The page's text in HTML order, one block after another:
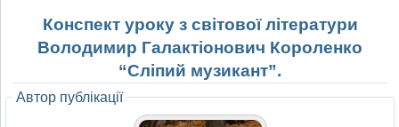
Конспект уроку з світової літератури
Володимир Галактіонович Короленко
“Сліпий музикант”.
Автор публікації